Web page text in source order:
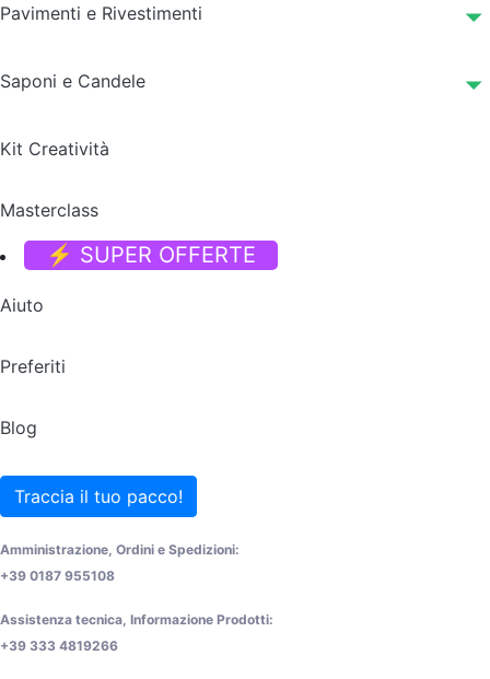
Pavimenti e Rivestimenti
Saponi e Candele
Kit Creatività
Masterclass
⚡ SUPER OFFERTE
Aiuto
Preferiti
Blog
Traccia il tuo pacco!
Amministrazione, Ordini e Spedizioni:
+39 0187 955108
Assistenza tecnica, Informazione Prodotti:
+39 333 4819266